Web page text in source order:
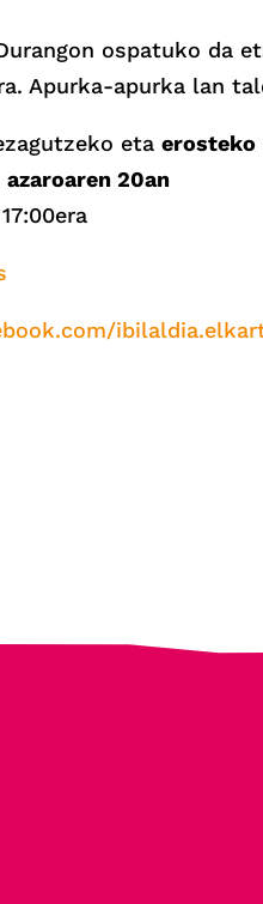
ospatuko da
Apurka-apurka lan
etaerosteko
azaroaren 20an